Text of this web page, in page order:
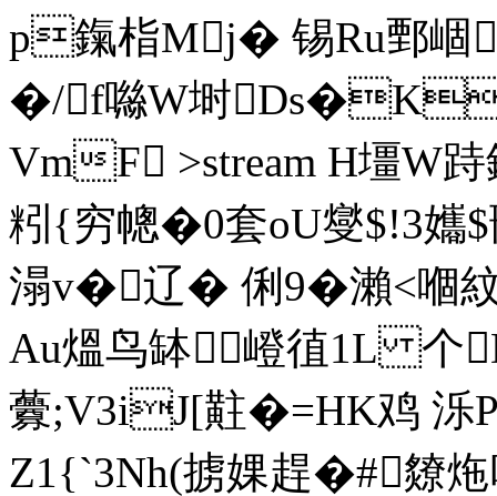
p鎎栺Mj� 锡Ru鄄
�/f噝W埘
VmF >stream H壃W跱
粌{穷幒�0套oU燮$!3孈
溻v�辽� 俐9�瀨<
Au熅鸟缽嶝徝1L 个
虋;V3iJ[黈�=HK鸡
Z1{`3Nh(掳婐趕�#爒炧